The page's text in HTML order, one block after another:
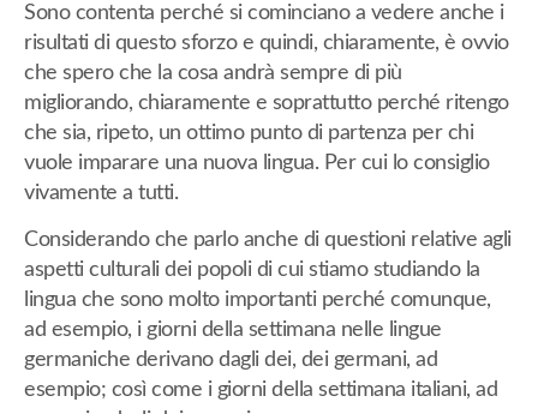
Sono contenta perché si cominciano a vedere anche i
risultati di questo sforzo e quindi, chiaramente, è ovvio
che spero che la cosa andrà sempre di più
migliorando, chiaramente e soprattutto perché ritengo
che sia, ripeto, un ottimo punto di partenza per chi
vuole imparare una nuova lingua. Per cui lo consiglio
vivamente a tutti.
Considerando che parlo anche di questioni relative agli
aspetti culturali dei popoli di cui stiamo studiando la
lingua che sono molto importanti perché comunque,
ad esempio, i giorni della settimana nelle lingue
germaniche derivano dagli dei, dei germani, ad
esempio; così come i giorni della settimana italiani, ad